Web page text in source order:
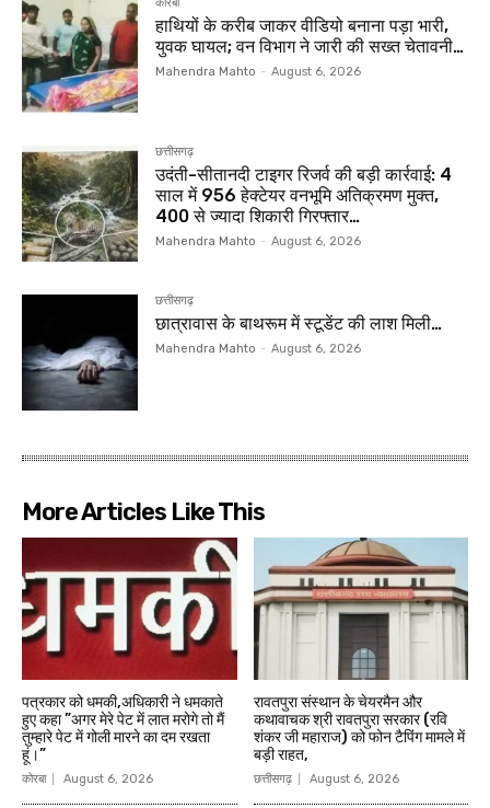
हाथियों के करीब जाकर वीडियो बनाना पड़ा भारी,
युवक घायल; वन विभाग ने जारी की सख्त चेतावनी…
Mahendra Mahto - August 6, 2026
छत्तीसगढ़
उदंती-सीतानदी टाइगर रिजर्व की बड़ी कार्रवाई: 4
साल में 956 हेक्टेयर वनभूमि अतिक्रमण मुक्त,
400 से ज्यादा शिकारी गिरफ्तार…
Mahendra Mahto - August 6, 2026
छत्तीसगढ़
छात्रावास के बाथरूम में स्टूडेंट की लाश मिली…
Mahendra Mahto - August 6, 2026
More Articles Like This
पत्रकार को धमकी,अधिकारी ने धमकाते
हुए कहा ”अगर मेरे पेट में लात मरोगे तो मैं
तुम्हारे पेट में गोली मारने का दम रखता
हूं।”
कोरबा August 6, 2026
रावतपुरा संस्थान के चेयरमैन और
कथावाचक श्री रावतपुरा सरकार (रवि
शंकर जी महाराज) को फोन टैपिंग मामले में
बड़ी राहत,
छत्तीसगढ़ August 6, 2026